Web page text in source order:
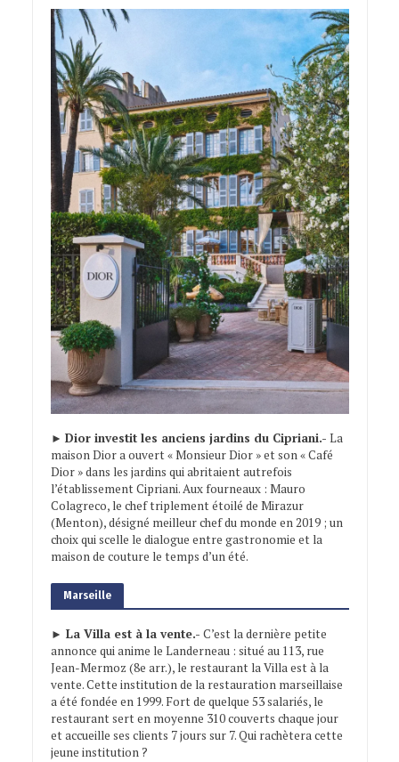
► Dior investit les anciens jardins du Cipriani.- La
maison Dior a ouvert « Monsieur Dior » et son « Café
Dior » dans les jardins qui abritaient autrefois
l’établissement Cipriani. Aux fourneaux : Mauro
Colagreco, le chef triplement étoilé de Mirazur
(Menton), désigné meilleur chef du monde en 2019 ; un
choix qui scelle le dialogue entre gastronomie et la
maison de couture le temps d’un été.
Marseille
► La Villa est à la vente.- C’est la dernière petite
annonce qui anime le Landerneau : situé au 113, rue
Jean-Mermoz (8e arr.), le restaurant la Villa est à la
vente. Cette institution de la restauration marseillaise
a été fondée en 1999. Fort de quelque 53 salariés, le
restaurant sert en moyenne 310 couverts chaque jour
et accueille ses clients 7 jours sur 7. Qui rachètera cette
jeune institution ?